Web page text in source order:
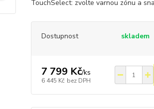
TouchSelect: zvolte varnou zónu a
Dostupnost skladem
7 799 Kč/ks
6 445 Kč bez DPH